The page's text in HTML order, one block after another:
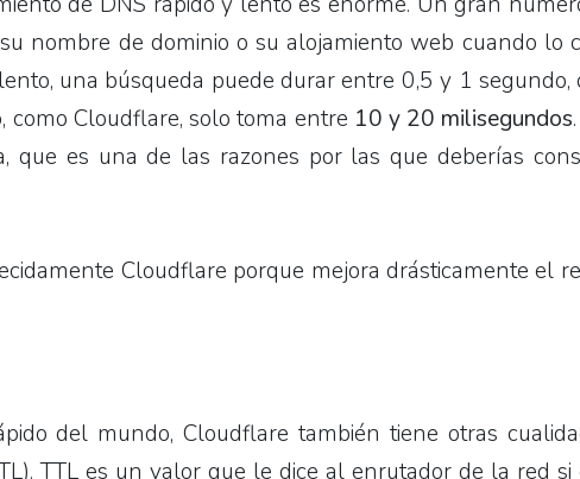
nombre de dominio o su alojamiento web cuando lo
una búsqueda puede durar entre 0,5 y 1 segundo,
como Cloudflare, solo toma entre 10 y 20 milisegundos
que es una de las razones por las que deberías
Cloudflare porque mejora drásticamente el
del mundo, Cloudflare también tiene otras
TTL es un valor que le dice al enrutador de la red